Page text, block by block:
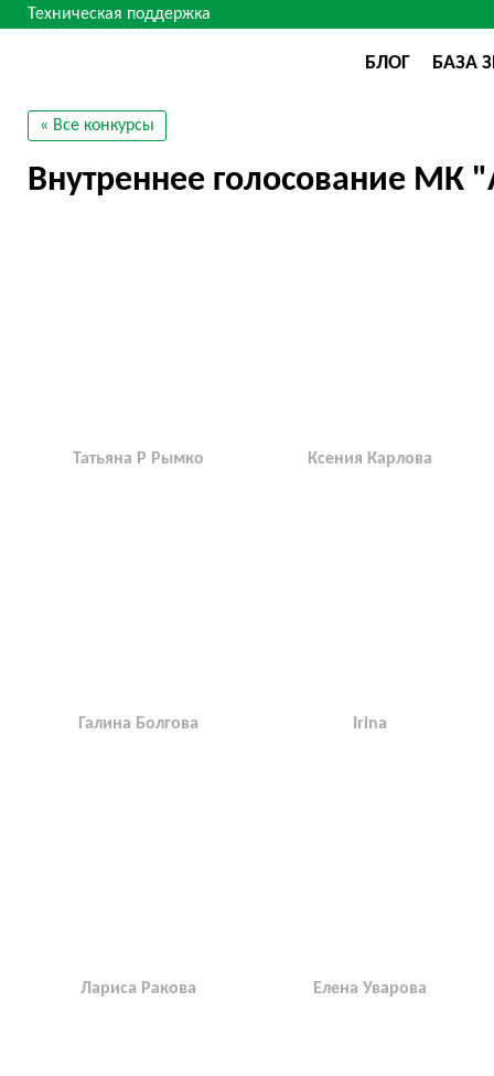
Техническая поддержка
БЛОГ БАЗА
« Все конкурсы
Внутреннее голосование МК
Татьяна Р Рымко Ксения Карлова
Галина Болгова Irina
Лариса Ракова Елена Уварова